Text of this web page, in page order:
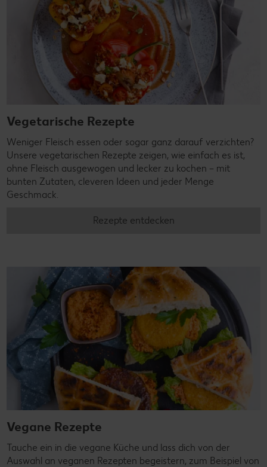
Vegetarische Rezepte
Weniger Fleisch essen oder sogar ganz darauf verzichten?
Unsere vegetarischen Rezepte zeigen, wie einfach es ist,
ohne Fleisch ausgewogen und lecker zu kochen – mit
bunten Zutaten, cleveren Ideen und jeder Menge
Geschmack.
Rezepte entdecken
Vegane Rezepte
Tauche ein in die vegane Küche und lass dich von der
Auswahl an veganen Rezepten begeistern, zum Beispiel von